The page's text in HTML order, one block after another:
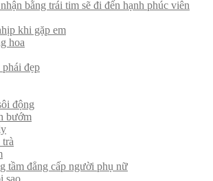
bằng trái tim sẽ đi đến hạnh phúc viên
khi gặp em
hoa
đẹp
động
bướm
tầm đẳng cấp người phụ nữ
sao